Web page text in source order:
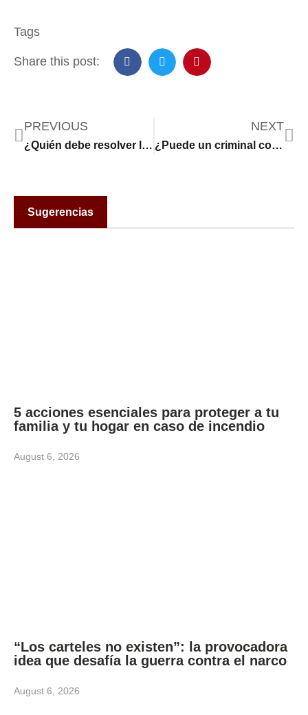
Tags
Share this post:
PREVIOUS
¿Quién debe resolver la crisis migratoria en Nueva York?
NEXT
¿Puede un criminal convicto ser presidente de Estados Unidos?
Sugerencias
5 acciones esenciales para proteger a tu
familia y tu hogar en caso de incendio
August 6, 2026
“Los carteles no existen”: la provocadora
idea que desafía la guerra contra el narco
August 6, 2026